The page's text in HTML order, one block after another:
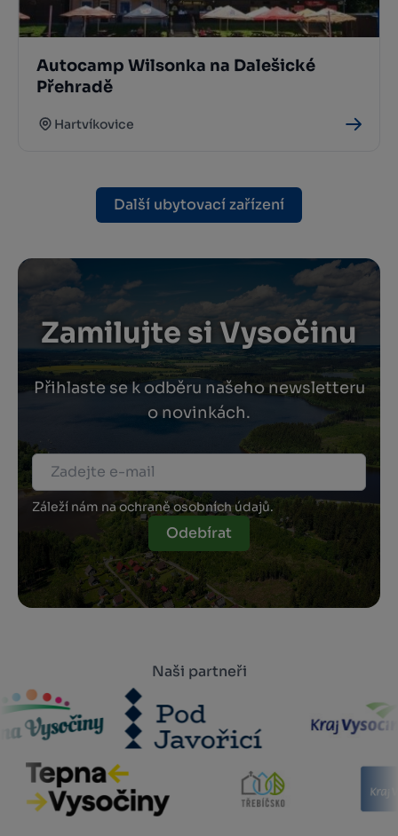
Autocamp Wilsonka na Dalešické
Přehradě
Hartvíkovice
Další ubytovací zařízení
Zamilujte si Vysočinu
Přihlaste se k odběru našeho newsletteru
o novinkách.
Záleží nám na ochraně osobních údajů.
Odebírat
Naši partneři